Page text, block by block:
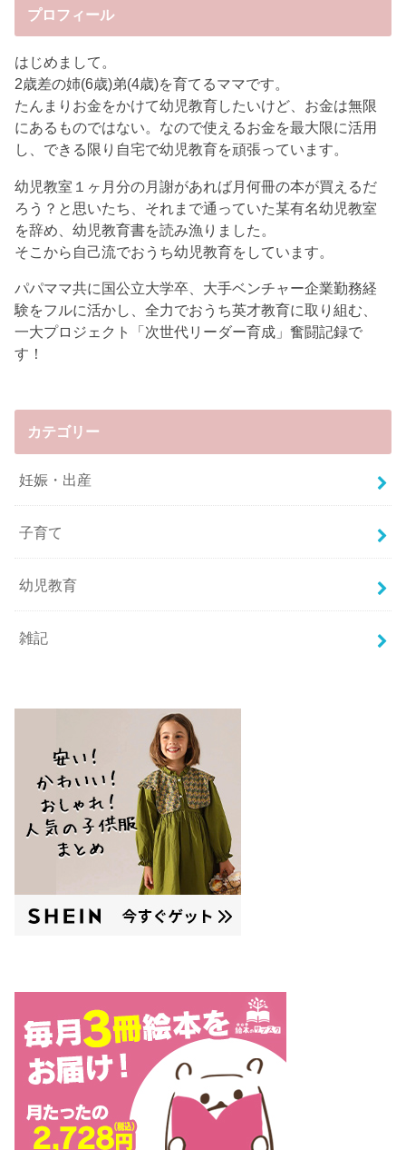
プロフィール
はじめまして。
2歳差の姉(6歳)弟(4歳)を育てるママです。
たんまりお金をかけて幼児教育したいけど、お金は無限
にあるものではない。なので使えるお金を最大限に活用
し、できる限り自宅で幼児教育を頑張っています。
幼児教室１ヶ月分の月謝があれば月何冊の本が買えるだ
ろう？と思いたち、それまで通っていた某有名幼児教室
を辞め、幼児教育書を読み漁りました。
そこから自己流でおうち幼児教育をしています。
パパママ共に国公立大学卒、大手ベンチャー企業勤務経
験をフルに活かし、全力でおうち英才教育に取り組む、
一大プロジェクト「次世代リーダー育成」奮闘記録で
す！
カテゴリー
妊娠・出産
子育て
幼児教育
雑記